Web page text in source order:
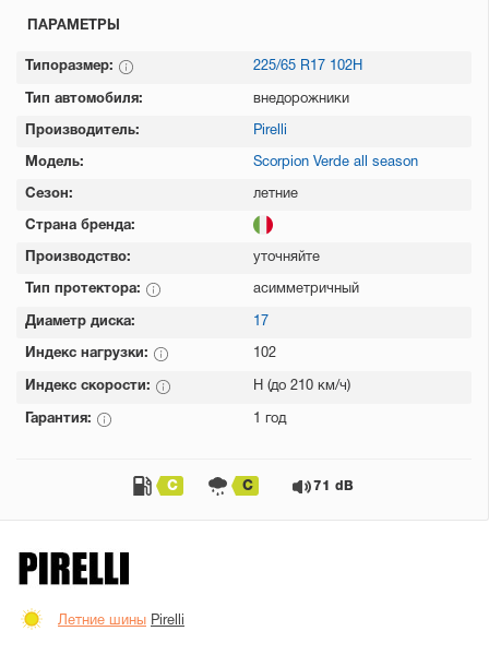
ПАРАМЕТРЫ
Типоразмер: 225/65 R17 102H
Тип автомобиля: внедорожники
Производитель: Pirelli
Модель: Scorpion Verde all season
Сезон: летние
Страна бренда:
Производство: уточняйте
Тип протектора: асимметричный
Диаметр диска: 17
Индекс нагрузки: 102
Индекс скорости: H (до 210 км/ч)
Гарантия: 1 год
C C 71 dB
Летние шины Pirelli